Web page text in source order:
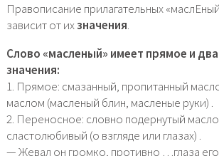
Правописание прилагательных
зависит от ихзначения.
Слово «масленый» имеет прямое и
значения:
1. Прямое: смазанный, пропитанный
маслом (масленый блин, масленые руки) .
2. Переносное: словно подернутый
сластолюбивый (о взгляде или глазах) .
— Жевал он громко, противно …глаза